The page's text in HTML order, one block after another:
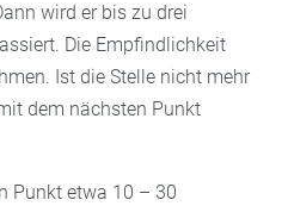
wird er bis zu drei
Die Empfindlichkeit
Ist die Stelle nicht mehr
dem nächsten Punkt
Punkt etwa 10 – 30